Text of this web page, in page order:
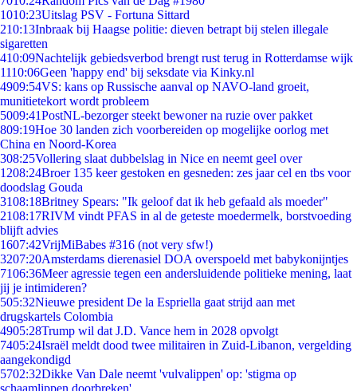
1010:23Uitslag PSV - Fortuna Sittard
210:13Inbraak bij Haagse politie: dieven betrapt bij stelen illegale
sigaretten
410:09Nachtelijk gebiedsverbod brengt rust terug in Rotterdamse wijk
1110:06Geen 'happy end' bij seksdate via Kinky.nl
4909:54VS: kans op Russische aanval op NAVO-land groeit,
munitietekort wordt probleem
5009:41PostNL-bezorger steekt bewoner na ruzie over pakket
809:19Hoe 30 landen zich voorbereiden op mogelijke oorlog met
China en Noord-Korea
308:25Vollering slaat dubbelslag in Nice en neemt geel over
1208:24Broer 135 keer gestoken en gesneden: zes jaar cel en tbs voor
doodslag Gouda
3108:18Britney Spears: "Ik geloof dat ik heb gefaald als moeder"
2108:17RIVM vindt PFAS in al de geteste moedermelk, borstvoeding
blijft advies
1607:42VrijMiBabes #316 (not very sfw!)
3207:20Amsterdams dierenasiel DOA overspoeld met babykonijntjes
7106:36Meer agressie tegen een andersluidende politieke mening, laat
jij je intimideren?
505:32Nieuwe president De la Espriella gaat strijd aan met
drugskartels Colombia
4905:28Trump wil dat J.D. Vance hem in 2028 opvolgt
7405:24Israël meldt dood twee militairen in Zuid-Libanon, vergelding
aangekondigd
5702:32Dikke Van Dale neemt 'vulvalippen' op: 'stigma op
schaamlippen doorbreken'